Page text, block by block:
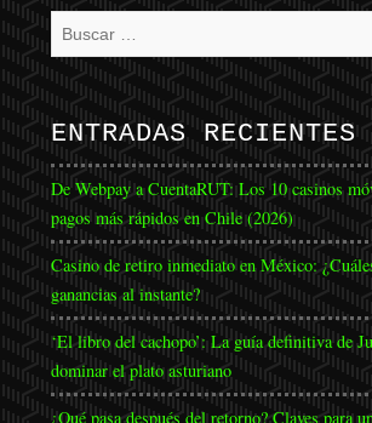
ENTRADAS RECIENTES
De Webpay a CuentaRUT: Los 10 casinos
pagos más rápidos en Chile (2026)
Casino de retiro inmediato en México:
ganancias al instante?
‘El libro del cachopo’: La guía definitiva de
dominar el plato asturiano
¿Qué pasa después del retorno? Claves para